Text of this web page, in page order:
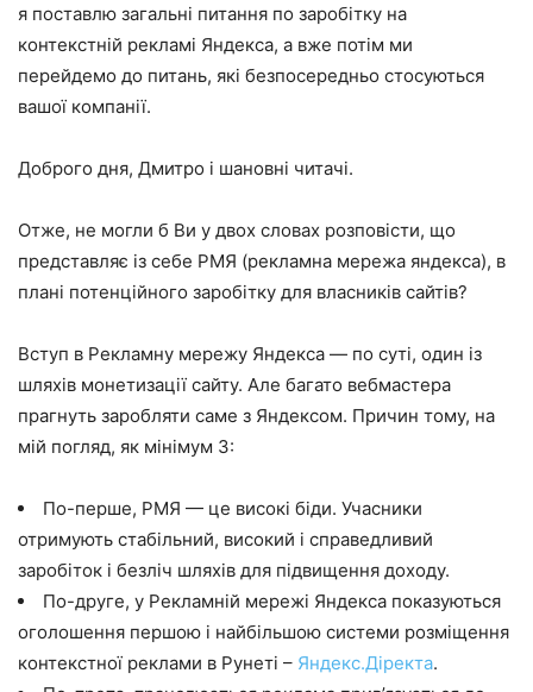
я поставлю загальні питання по заробітку на
контекстній рекламі Яндекса, а вже потім ми
перейдемо до питань, які безпосередньо стосуються
вашої компанії.
Доброго дня, Дмитро і шановні читачі.
Отже, не могли б Ви у двох словах розповісти, що
представляє із себе РМЯ (рекламна мережа яндекса), в
плані потенційного заробітку для власників сайтів?
Вступ в Рекламну мережу Яндекса — по суті, один із
шляхів монетизації сайту. Але багато вебмастера
прагнуть заробляти саме з Яндексом. Причин тому, на
мій погляд, як мінімум 3:
По-перше, РМЯ — це високі біди. Учасники
отримують стабільний, високий і справедливий
заробіток і безліч шляхів для підвищення доходу.
По-друге, у Рекламній мережі Яндекса показуються
оголошення першою і найбільшою системи розміщення
контекстної реклами в Рунеті – Яндекс.Діректа.